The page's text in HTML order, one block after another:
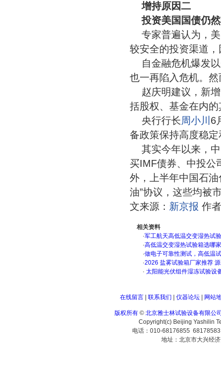
增持原因二
投资美国国债仍
专家普遍认为，
较安全的投资渠道
自金融危机爆发
也一再陷入危机。
赵庆明建议，新
括股权、基金在内
央行行长周小川 6
备政策保持高度稳
其实今年以来，
买IMF债券、中投公
外，上半年中国石
油”协议，这些均被
文来源： 新京报 作
相关资料
·军工航天高低温交变湿热试
·高低温交变湿热试验箱选哪
·做电子可靠性测试，高低温
·2026 盐雾试验箱厂家推荐
· 太阳能光伏组件湿冻试验设
在线留言| 联系我们 仪器论坛| 网站
版权所有 © 北京雅士林试验设备有限公
Copyright(c) Beijing Yashilin
电话：010-68176855
地址：北京市大兴经